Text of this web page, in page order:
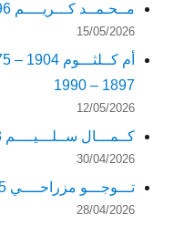
مــحـمــد كـــريــــم 1896-1972
15/05/2026
1897 – 1990
12/05/2026
كــمـــال ســلـــيــــم 1913-1945
30/04/2026
تـــوجـــو مزراحــــي 1905-1986
28/04/2026